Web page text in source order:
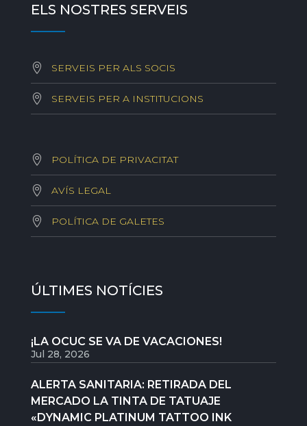
ELS NOSTRES SERVEIS
SERVEIS PER ALS SOCIS
SERVEIS PER A INSTITUCIONS
POLÍTICA DE PRIVACITAT
AVÍS LEGAL
POLÍTICA DE GALETES
ÚLTIMES NOTÍCIES
¡LA OCUC SE VA DE VACACIONES!
Jul 28, 2026
ALERTA SANITARIA: RETIRADA DEL
MERCADO LA TINTA DE TATUAJE
«DYNAMIC PLATINUM TATTOO INK